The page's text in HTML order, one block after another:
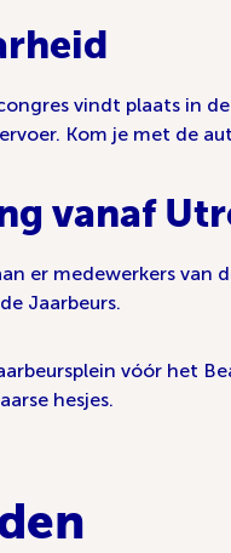
vindt plaats in
Kom je met de
vanaf
er medewerkers van
Jaarbeurs.
vóór het
hesjes.